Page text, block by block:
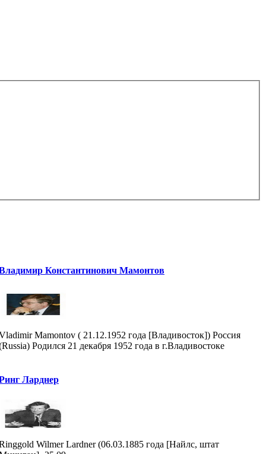
Константинович Мамонтов
Mamontov ( 21.12.1952 года [Владивосток]) Россия
Родился 21 декабря 1952 года в г.Владивостоке
Ларднер
Wilmer Lardner (06.03.1885 года [Найлс, штат